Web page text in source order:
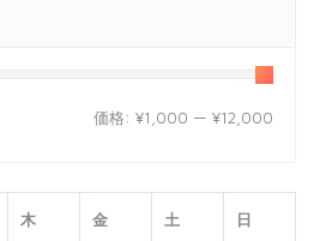
価格: ¥1,000 — ¥12,000
木 金 土 日